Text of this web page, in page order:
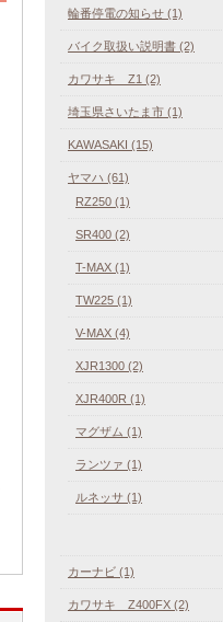
輪番停電の知らせ (1)
バイク取扱い説明書 (2)
カワサキ Z1 (2)
埼玉県さいたま市 (1)
KAWASAKI (15)
ヤマハ (61)
RZ250 (1)
SR400 (2)
T-MAX (1)
TW225 (1)
V-MAX (4)
XJR1300 (2)
XJR400R (1)
マグザム (1)
ランツァ (1)
ルネッサ (1)
カーナビ (1)
カワサキ Z400FX (2)